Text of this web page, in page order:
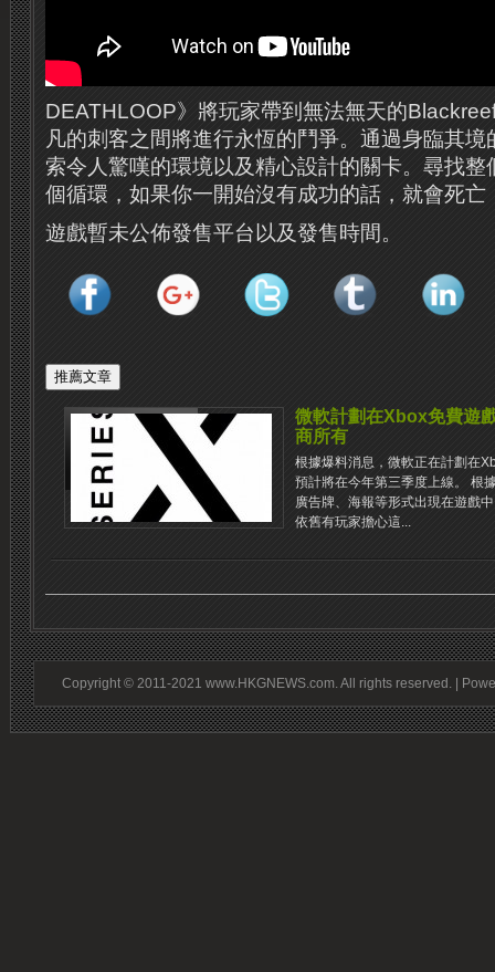
DEATHLOOP》將玩家帶到無法無天的
凡的刺客之間將進行永恆的鬥爭。通過身臨其
索令人驚嘆的環境以及精心設計的關卡。尋找
個循環，如果你一開始沒有成功的話，就會死亡
遊戲暫未公佈發售平台以及發售時間。
微軟計劃在Xbox免費遊
商所有
根據爆料消息，微軟正在計劃在
預計將在今年第三季度上線。 根
廣告牌、海報等形式出現在遊戲
依舊有玩家擔心這...
Copyright © 2011-2021 www.HKGNEWS.com. All rights reserved. |